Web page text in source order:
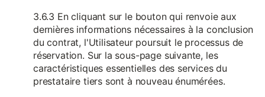
3.6.3 En cliquant sur le bouton qui renvoie aux
dernières informations nécessaires à la conclusion
du contrat, l'Utilisateur poursuit le processus de
réservation. Sur la sous-page suivante, les
caractéristiques essentielles des services du
prestataire tiers sont à nouveau énumérées.